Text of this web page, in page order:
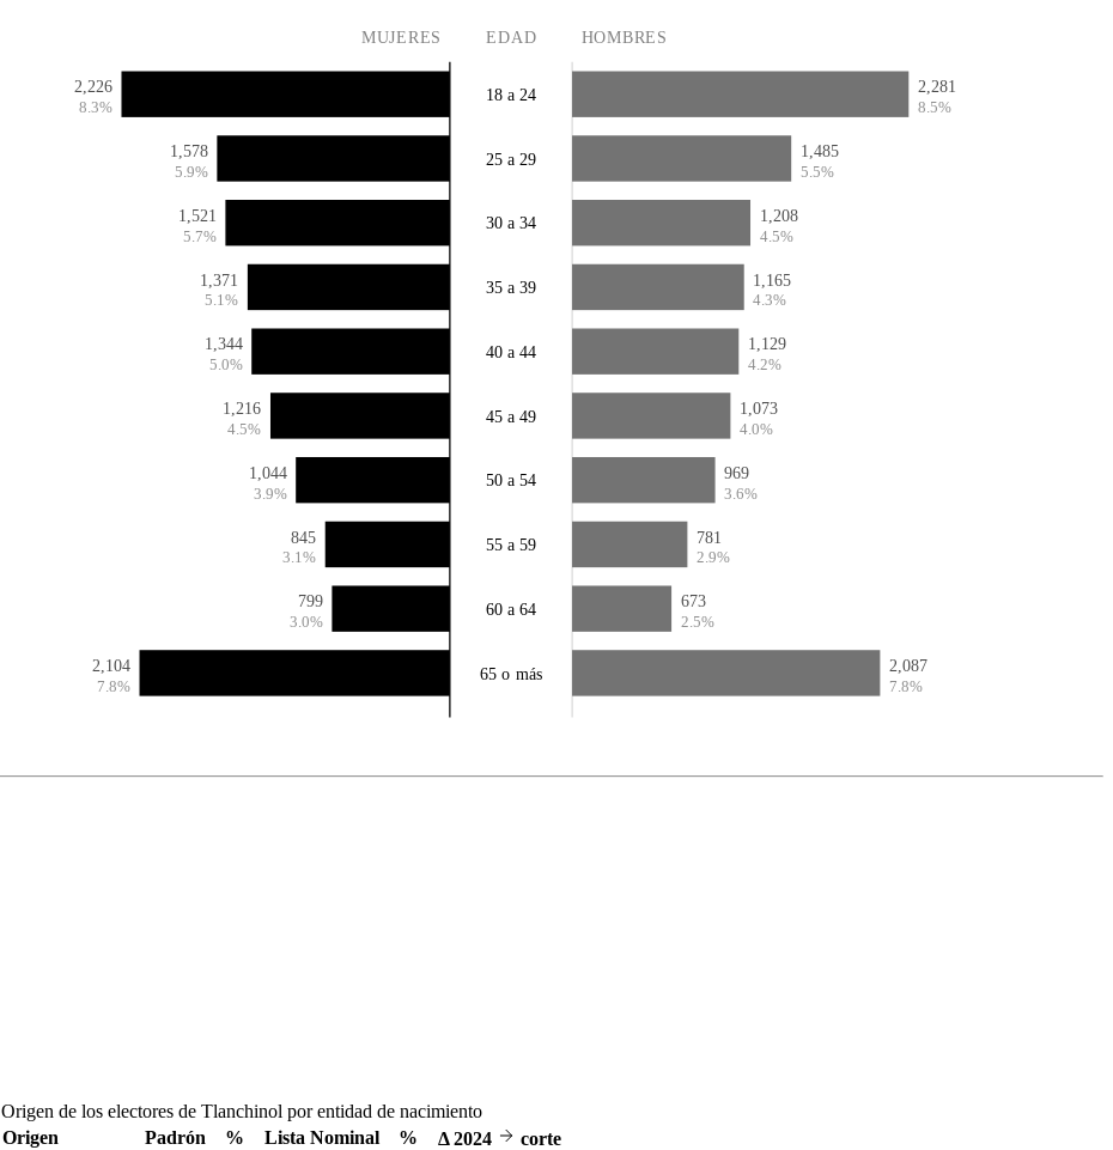
MUJERES EDAD HOMBRES
2,226
8.3%
2,281
8.5%
18 a 24
1,578
5.9%
1,485
5.5%
25 a 29
1,521
5.7%
1,208
4.5%
30 a 34
1,371
5.1%
1,165
4.3%
35 a 39
1,344
5.0%
1,129
4.2%
40 a 44
1,216
4.5%
1,073
4.0%
45 a 49
1,044
3.9%
969
3.6%
50 a 54
845
3.1%
781
2.9%
55 a 59
799
3.0%
673
2.5%
60 a 64
2,104
7.8%
2,087
7.8%
65 o más
Origen de los electores de Tlanchinol por entidad de nacimiento
Origen
Padrón % Lista Nominal % Δ2024
corte